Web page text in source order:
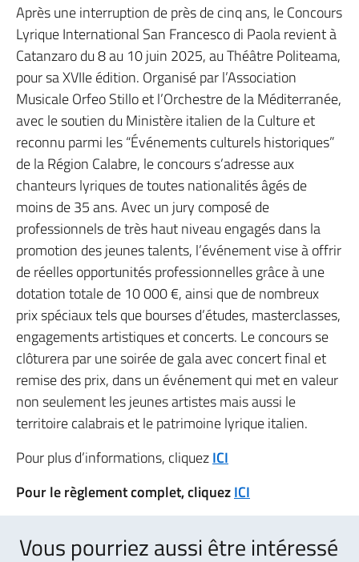
Après une interruption de près de cinq ans, le Concours
Lyrique International San Francesco di Paola revient à
Catanzaro du 8 au 10 juin 2025, au Théâtre Politeama,
pour sa XVIIe édition. Organisé par l’Association
Musicale Orfeo Stillo et l’Orchestre de la Méditerranée,
avec le soutien du Ministère italien de la Culture et
reconnu parmi les “Événements culturels historiques”
de la Région Calabre, le concours s’adresse aux
chanteurs lyriques de toutes nationalités âgés de
moins de 35 ans. Avec un jury composé de
professionnels de très haut niveau engagés dans la
promotion des jeunes talents, l’événement vise à offrir
de réelles opportunités professionnelles grâce à une
dotation totale de 10 000 €, ainsi que de nombreux
prix spéciaux tels que bourses d’études, masterclasses,
engagements artistiques et concerts. Le concours se
clôturera par une soirée de gala avec concert final et
remise des prix, dans un événement qui met en valeur
non seulement les jeunes artistes mais aussi le
territoire calabrais et le patrimoine lyrique italien.
Pour plus d’informations, cliquezICI
Pour le règlement complet, cliquezICI
Vous pourriez aussi être intéressé